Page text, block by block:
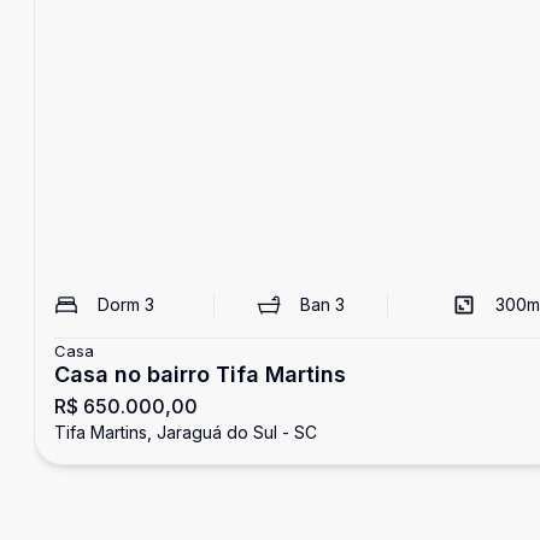
Dorm 3 Ban3 300
Casa
Casa no bairro Tifa Martins
R$ 650.000,00
Tifa Martins, Jaraguá do Sul - SC